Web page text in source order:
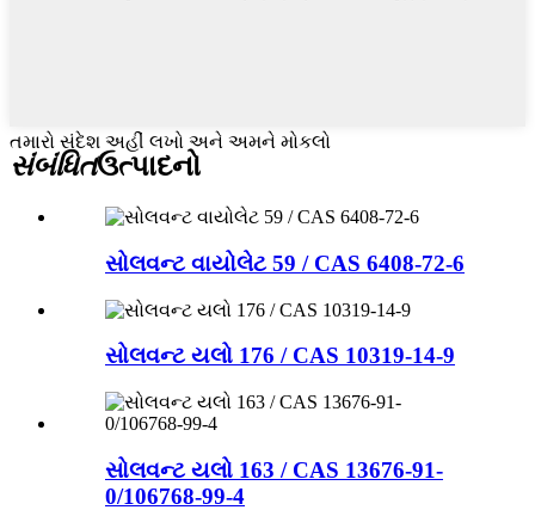
તમારો સંદેશ અહીં લખો અને અમને મોકલો
સંબંધિતઉત્પાદનો
સોલવન્ટ વાયોલેટ 59 / CAS 6408-72-6
સોલવન્ટ યલો 176 / CAS 10319-14-9
સોલવન્ટ યલો 163 / CAS 13676-91-
0/106768-99-4